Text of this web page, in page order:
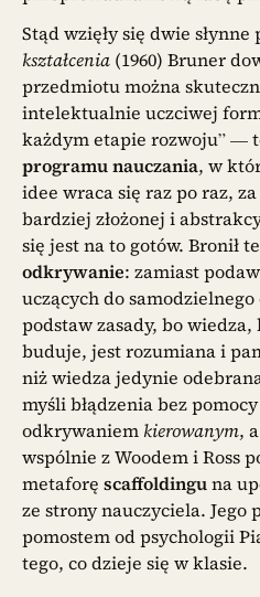
Stąd wzięły się dwie
kształcenia (1960) Bruner
przedmiotu można
intelektualnie uczciwej
każdym etapie rozwoju” —
programu nauczania, w
idee wraca się raz po raz,
bardziej złożonej i
się jest na to gotów. Bronił
odkrywanie: zamiast
uczących do
podstaw zasady, bo wiedza,
buduje, jest rozumiana i
niż wiedza jedynie
myśli błądzenia bez
odkrywaniem kierowanym,
wspólnie z Woodem i Ross
metaforę scaffoldinguna
ze strony nauczyciela. Jego
pomostem od psychologii
tego, co dzieje się w klasie.